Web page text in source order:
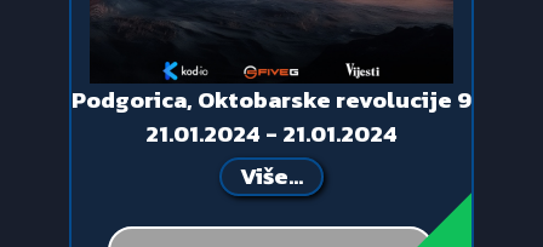
Podgorica, Oktobarske revolucije 9
21.01.2024 - 21.01.2024
Više...